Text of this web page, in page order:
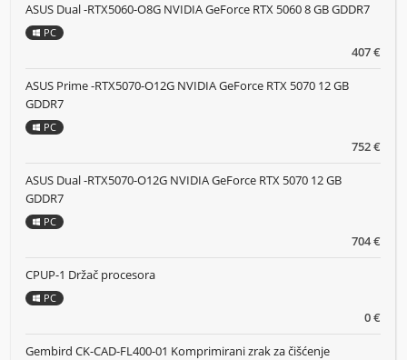
407 €
ASUS Dual -RTX5060-O8G NVIDIA GeForce RTX 5060 8 GB GDDR7
PC
752 €
ASUS Prime -RTX5070-O12G NVIDIA GeForce RTX 5070 12 GB
GDDR7
PC
704 €
ASUS Dual -RTX5070-O12G NVIDIA GeForce RTX 5070 12 GB
GDDR7
PC
0 €
CPUP-1 Držač procesora
PC
Gembird CK-CAD-FL400-01 Komprimirani zrak za čišćenje